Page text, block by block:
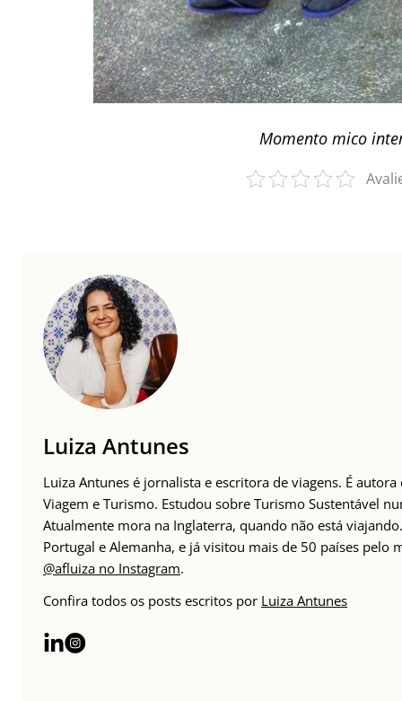
Momento mico
Luiza Antunes
Luiza Antunes é jornalista e escritora de viagens. É
Viagem e Turismo. Estudou sobre Turismo Sustentável
Atualmente mora na Inglaterra, quando não está
Portugal e Alemanha, e já visitou mais de 50 países pelo
@afluiza no Instagram.
Confira todos os posts escritos por Luiza Antunes